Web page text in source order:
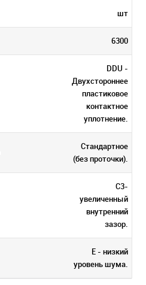
шт
6300
DDU -
Двухстороннее
пластиковое
контактное
уплотнение.
Стандартное
(без проточки).
C3-
увеличенный
внутренний
зазор.
E - низкий
уровень шума.